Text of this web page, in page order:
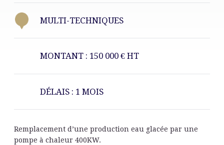
MULTI-TECHNIQUES
MONTANT : 150 000 € HT
DÉLAIS : 1 MOIS
Remplacement d’une production eau glacée par une
pompe à chaleur 400KW.